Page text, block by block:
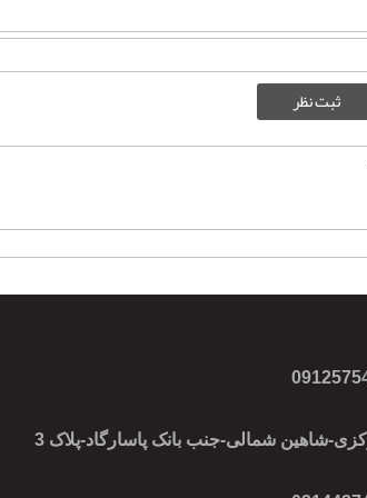
شاهین شمالی-جنب بانک پاسارگاد-پلاک 3